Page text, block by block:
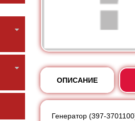
ОПИСАНИЕ
Генератор (397-